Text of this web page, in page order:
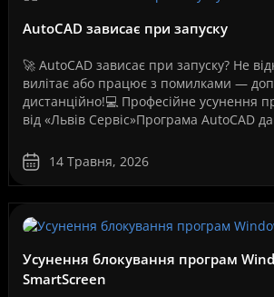
AutoCAD зависає при запуску
🚀 AutoCAD зависає при запуску? Не
вилітає або працює з помилками —
дистанційно!💻 Професійне усунення
від «Львів Сервіс»Програма AutoCAD
проект..14 Травня, 2026
Усунення блокування програм
SmartScreen